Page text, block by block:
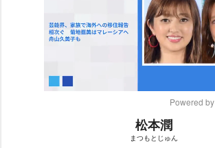
Powered by
松本潤
まつもとじゅん